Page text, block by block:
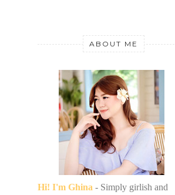
ABOUT ME
Hi! I'm Ghina - Simply girlish and